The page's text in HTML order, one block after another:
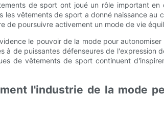
de sport ont joué un rôle important
vêtements de sport a donné naissance
de poursuivre activement un mode de vie
le pouvoir de la mode pour
à de puissantes défenseures de
de vêtements de sport continuent
l'industrie de la mode